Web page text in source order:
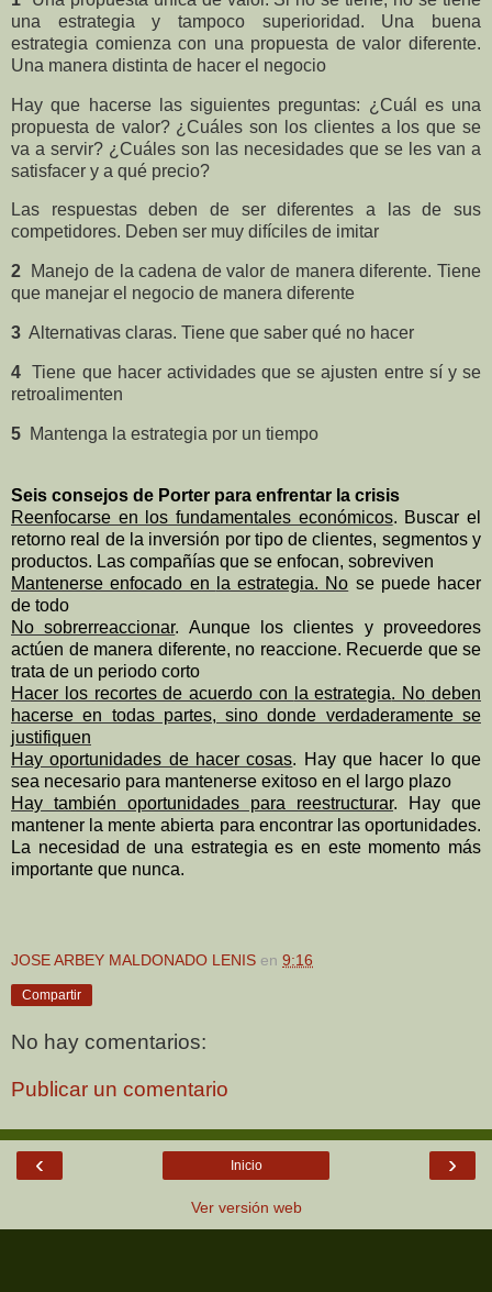
una estrategia y tampoco superioridad. Una buena
estrategia comienza con una propuesta de valor diferente.
Una manera distinta de hacer el negocio
Hay que hacerse las siguientes preguntas: ¿Cuál es una
propuesta de valor? ¿Cuáles son los clientes a los que se
va a servir? ¿Cuáles son las necesidades que se les van a
satisfacer y a qué precio?
Las respuestas deben de ser diferentes a las de sus
competidores. Deben ser muy difíciles de imitar
2
Manejo de la cadena de valor de manera diferente. Tiene
que manejar el negocio de manera diferente
3 Alternativas claras. Tiene que saber qué no hacer
4 Tiene que hacer actividades que se ajusten entre sí y se
retroalimenten
5 Mantenga la estrategia por un tiempo
Seis consejos de Porter para enfrentar la crisis
Reenfocarse en los fundamentales económicos. Buscar el
retorno real de la inversión por tipo de clientes, segmentos y
productos. Las compañías que se enfocan, sobreviven
Mantenerse enfocado en
la estrategia. No se puede hacer
de todo
No sobrerreaccionar. Aunque los clientes y proveedores
actúen de manera diferente, no reaccione. Recuerde que se
trata de un periodo corto
Hacer los recortes de acuerdo con
la estrategia. No deben
hacerse en todas partes, sino donde verdaderamente se
justifiquen
Hay oportunidades de hacer cosas. Hay que hacer lo que
sea necesario para mantenerse exitoso en el largo plazo
Hay también oportunidades para reestructurar. Hay que
mantener la mente abierta para encontrar las oportunidades.
La necesidad de una estrategia es en este momento más
importante que nunca.
JOSE ARBEY MALDONADO LENIS en 9:16
Compartir
No hay comentarios:
Publicar un comentario
‹ ›
Inicio
Ver versión web